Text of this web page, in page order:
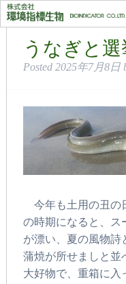
カテゴリー: 魚・底生生物
うなぎと
Posted 2025年7月8日
今年も土用の丑の
の時期になると、ス
が漂い、夏の風物詩
蒲焼が所せましと
大好物で、重箱に